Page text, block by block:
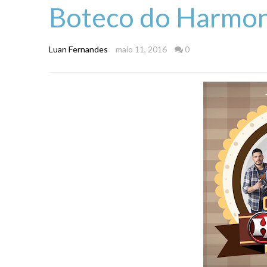
Boteco do
Luan Fernandes maio 11, 2016 0